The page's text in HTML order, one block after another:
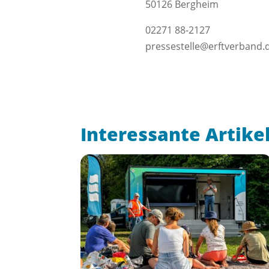
50126 Bergheim
02271 88-2127
Interessante